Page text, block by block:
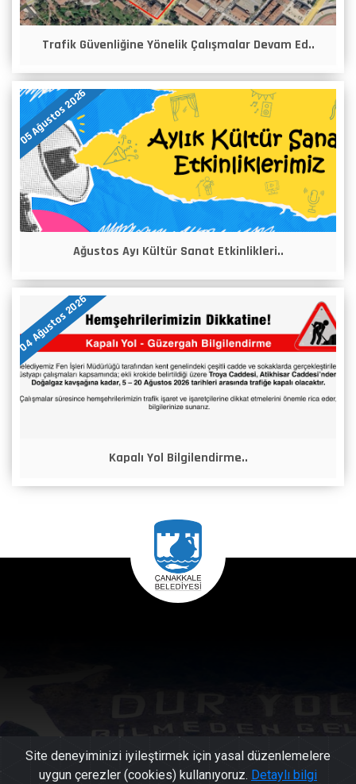
Trafik Güvenliğine Yönelik Çalışmalar Devam Ed..
05 Ağustos 2026
Ağustos Ayı Kültür Sanat Etkinlikleri..
04 Ağustos 2026
Kapalı Yol Bilgilendirme..
Site deneyiminizi iyileştirmek için yasal düzenlemelere
uygun çerezler (cookies) kullanıyoruz. Detaylı bilgi